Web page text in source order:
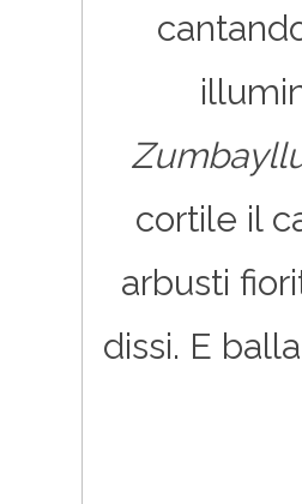
cortile il
arbusti
dissi. E